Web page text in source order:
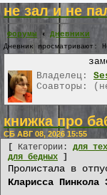
не зал и не
Форумы Дневники
Дневник просматривают:
Владелец:
Соавторы:
книжка про
СБ АВГ 08, 2026 15:55
Категории: для
для бедных
Пролистала в
Кларисса